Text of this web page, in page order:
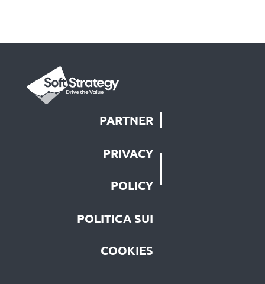
PARTNER
PRIVACY
POLICY
POLITICA SUI
COOKIES